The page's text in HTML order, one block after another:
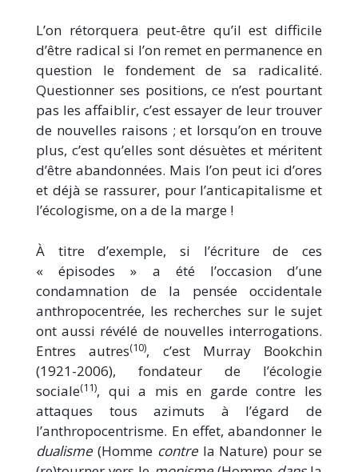
L’on rétorquera peut-être qu’il est difficile
d’être radical si l’on remet en permanence en
question le fondement de sa radicalité.
Questionner ses positions, ce n’est pourtant
pas les affaiblir, c’est essayer de leur trouver
de nouvelles raisons ; et lorsqu’on en trouve
plus, c’est qu’elles sont désuètes et méritent
d’être abandonnées. Mais l’on peut ici d’ores
et déjà se rassurer, pour l’anticapitalisme et
l’écologisme, on a de la marge !
À titre d’exemple, si l’écriture de ces
« épisodes » a été l’occasion d’une
condamnation de la pensée occidentale
anthropocentrée, les recherches sur le sujet
ont aussi révélé de nouvelles interrogations.
Entres autres(10), c’est Murray Bookchin
(1921-2006), fondateur de l’écologie
sociale(11), qui a mis en garde contre les
attaques tous azimuts à l’égard de
l’anthropocentrisme. En effet, abandonner le
dualisme (Homme contrela Nature) pour se